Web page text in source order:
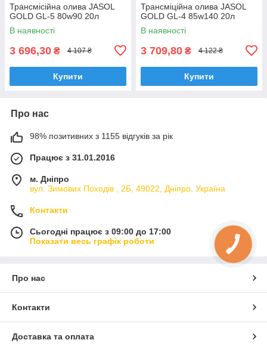
Трансмісійна олива JASOL
GOLD GL-5 80w90 20л
В наявності
3 696,30 ₴ 4 107 ₴
Купити
Трансміційна олива JASOL
GOLD GL-4 85w140 20л
В наявності
3 709,80 ₴ 4 122 ₴
Купити
Про нас
98% позитивних з 1155 відгуків за рік
Працює з 31.01.2016
м. Дніпро
вул. Зимових Походiв , 2Б, 49022, Дніпро, Україна
Контакти
Сьогодні працює з 09:00 до 17:00
Показати весь графік роботи
Про нас
Контакти
Доставка та оплата